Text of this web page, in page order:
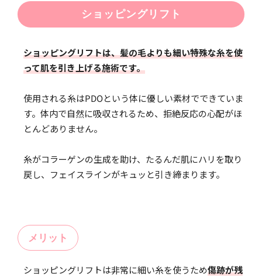
ショッピングリフト
ショッピングリフトは、髪の毛よりも細い特殊な糸を使
って肌を引き上げる施術です。
使用される糸はPDOという体に優しい素材でできていま
す。体内で自然に吸収されるため、拒絶反応の心配がほ
とんどありません。
糸がコラーゲンの生成を助け、たるんだ肌にハリを取り
戻し、フェイスラインがキュッと引き締まります。
メリット
ショッピングリフトは非常に細い糸を使うため傷跡が残